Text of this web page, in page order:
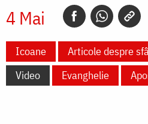
4 Mai
Icoane Articole despre
Video
Evanghelie